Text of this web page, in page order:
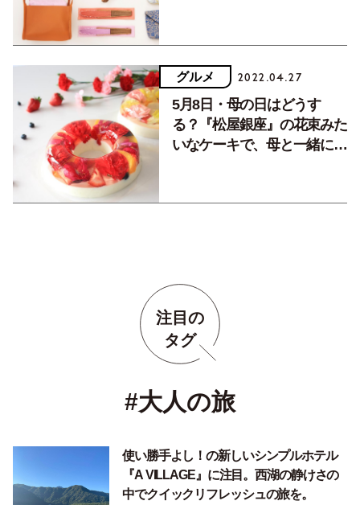
グルメ 2022.04.27
5月8日・母の日はどうす
る？『松屋銀座』の花束みた
いなケーキで、母と一緒に自
注目の
タグ
#大人の旅
使い勝手よし！の新しいシンプルホテル
『A VILLAGE』に注目。西湖の静けさの
中でクイックリフレッシュの旅を。